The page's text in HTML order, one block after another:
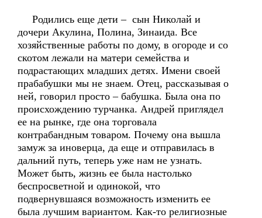
Родились еще дети – сын Николай и
дочери Акулина, Полина, Зинаида. Все
хозяйственные работы по дому, в огороде и со
скотом лежали на матери семейства и
подрастающих младших детях. Имени своей
прабабушки мы не знаем. Отец, рассказывая о
ней, говорил просто – бабушка. Была она по
происхождению турчанка. Андрей приглядел
ее на рынке, где она торговала
контрабандным товаром. Почему она вышла
замуж за иноверца, да еще и отправилась в
дальний путь, теперь уже нам не узнать.
Может быть, жизнь ее была настолько
беспросветной и одинокой, что
подвернувшаяся возможность изменить ее
была лучшим вариантом. Как-то религиозные